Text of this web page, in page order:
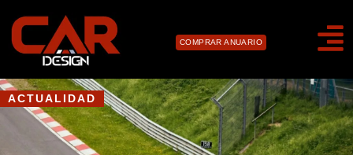
COMPRAR ANUARIO
ACTUALIDAD